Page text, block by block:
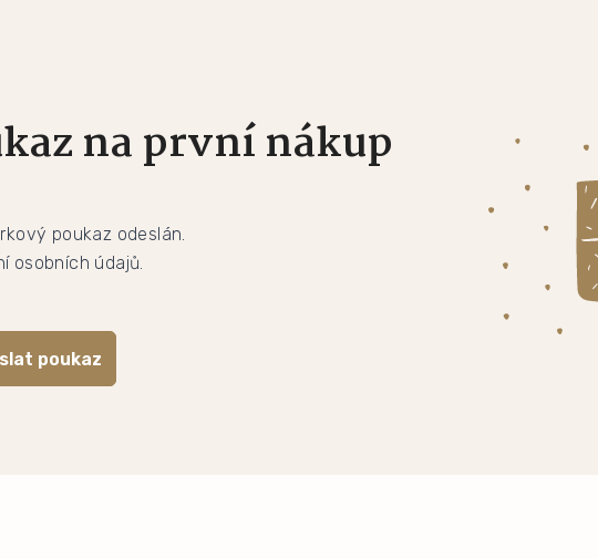
na první nákup
poukaz odeslán.
osobních údajů.
poukaz